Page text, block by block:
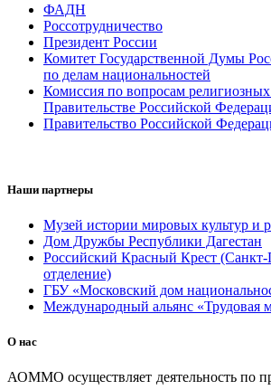
ФАДН
Россотрудничество
Президент России
Комитет Государственной Думы
по делам национальностей
Комиссия по вопросам
Правительстве Российской
Правительство Российской
Наши партнеры
Музей истории мировых культур и
Дом Дружбы Республики Дагестан
Российский Красный Крест (Санкт-
отделение)
ГБУ «Московский дом
Международный альянс «Трудовая
О нас
АОММО осуществляет деятельность по